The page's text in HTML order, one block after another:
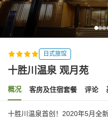
日式旅馆
十胜川温泉 观月苑
概况 客房及住宿套餐 评论
十胜川温泉首创！2020年5月全